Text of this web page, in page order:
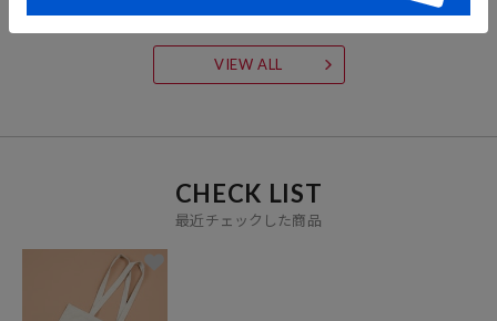
VIEW ALL
CHECK LIST
最近チェックした商品